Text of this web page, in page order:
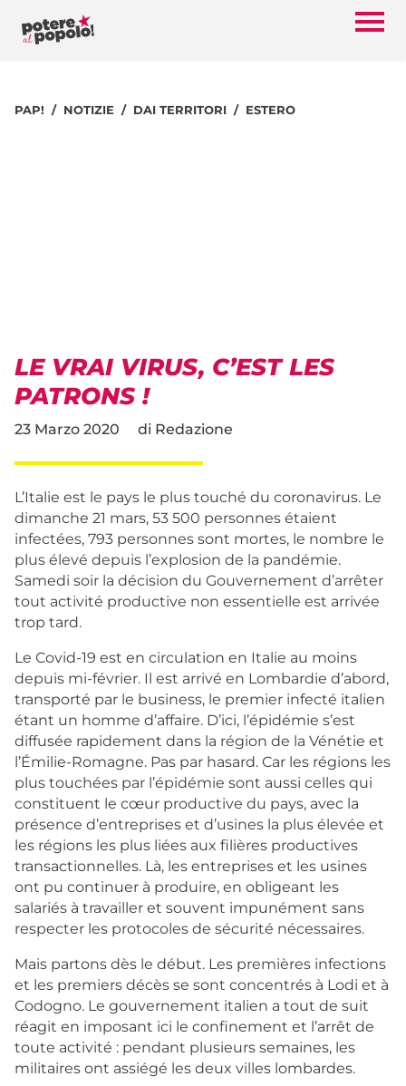
PAP! NOTIZIE DAI TERRITORI ESTERO
LE VRAI VIRUS, C’EST LES
PATRONS !
23 Marzo 2020 di Redazione
L’Italie est le pays le plus touché du coronavirus. Le
dimanche 21 mars, 53 500 personnes étaient
infectées, 793 personnes sont mortes, le nombre le
plus élevé depuis l’explosion de la pandémie.
Samedi soir la décision du Gouvernement d’arrêter
tout activité productive non essentielle est arrivée
trop tard.
Le Covid-19 est en circulation en Italie au moins
depuis mi-février. Il est arrivé en Lombardie d’abord,
transporté par le business, le premier infecté italien
étant un homme d’affaire. D’ici, l’épidémie s’est
diffusée rapidement dans la région de la Vénétie et
l’Émilie-Romagne. Pas par hasard. Car les régions les
plus touchées par l’épidémie sont aussi celles qui
constituent le cœur productive du pays, avec la
présence d’entreprises et d’usines la plus élevée et
les régions les plus liées aux filières productives
transactionnelles. Là, les entreprises et les usines
ont pu continuer à produire, en obligeant les
salariés à travailler et souvent impunément sans
respecter les protocoles de sécurité nécessaires.
Mais partons dès le début. Les premières infections
et les premiers décès se sont concentrés à Lodi et à
Codogno. Le gouvernement italien a tout de suit
réagit en imposant ici le confinement et l’arrêt de
toute activité : pendant plusieurs semaines, les
militaires ont assiégé les deux villes lombardes.